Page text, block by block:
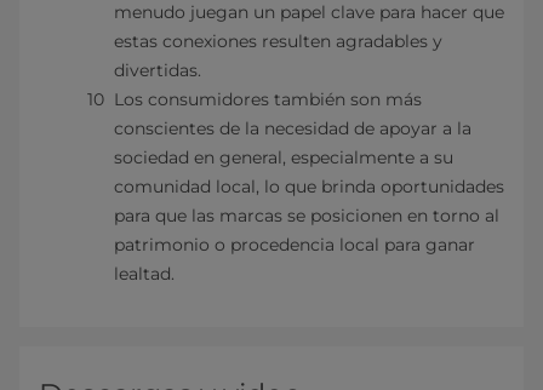
menudo juegan un papel clave para hacer que
estas conexiones resulten agradables y
divertidas.
Los consumidores también son más
conscientes de la necesidad de apoyar a la
sociedad en general, especialmente a su
comunidad local, lo que brinda oportunidades
para que las marcas se posicionen en torno al
patrimonio o procedencia local para ganar
lealtad.